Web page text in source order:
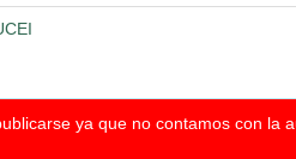
ya que no contamos con